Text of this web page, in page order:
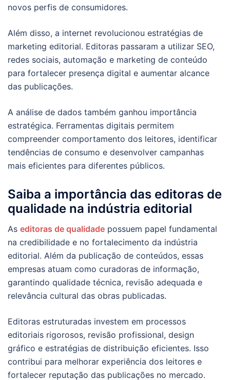
novos perfis de consumidores.
Além disso, a internet revolucionou estratégias de
marketing editorial. Editoras passaram a utilizar SEO,
redes sociais, automação e marketing de conteúdo
para fortalecer presença digital e aumentar alcance
das publicações.
A análise de dados também ganhou importância
estratégica. Ferramentas digitais permitem
compreender comportamento dos leitores, identificar
tendências de consumo e desenvolver campanhas
mais eficientes para diferentes públicos.
Saiba a importância das editoras de
qualidade na indústria editorial
As editoras de qualidade possuem papel fundamental
na credibilidade e no fortalecimento da indústria
editorial. Além da publicação de conteúdos, essas
empresas atuam como curadoras de informação,
garantindo qualidade técnica, revisão adequada e
relevância cultural das obras publicadas.
Editoras estruturadas investem em processos
editoriais rigorosos, revisão profissional, design
gráfico e estratégias de distribuição eficientes. Isso
contribui para melhorar experiência dos leitores e
fortalecer reputação das publicações no mercado.